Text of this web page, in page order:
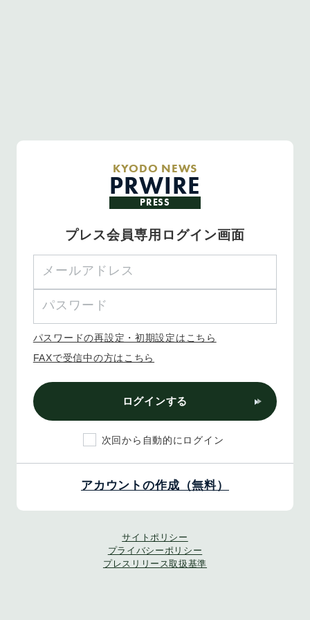
KYODO NEWS
PRWIRE
PRESS
プレス会員専用ログイン画面
パスワードの再設定・初期設定はこちら
FAXで受信中の方はこちら
ログインする
次回から自動的にログイン
アカウントの作成（無料）
サイトポリシー
プライバシーポリシー
プレスリリース取扱基準